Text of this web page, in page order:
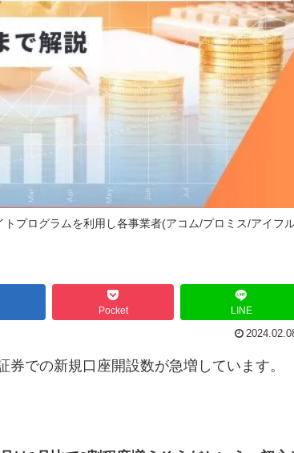
プログラムを利用し各事業者(アコム/プロミス/アイフ
Pocket LINE
での新規口座開設数が急増しています。